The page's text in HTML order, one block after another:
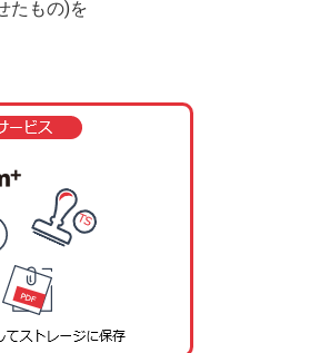
たもの)を